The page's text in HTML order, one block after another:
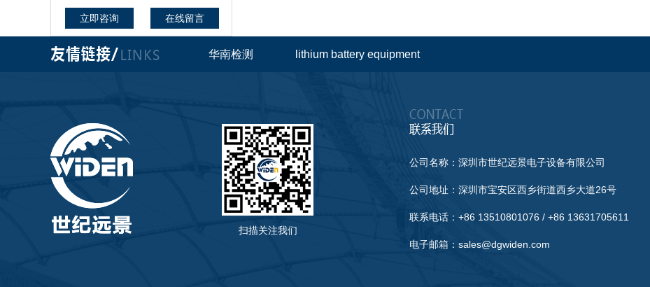
立即咨询 在线留言
华南检测 lithium battery equipment
扫描关注我们
公司名称：深圳市世纪远景电子设备有限公司
公司地址：深圳市宝安区西乡街道西乡大道26号
联系电话：+86 13510801076 / +86 13631705611
电子邮箱：sales@dgwiden.com